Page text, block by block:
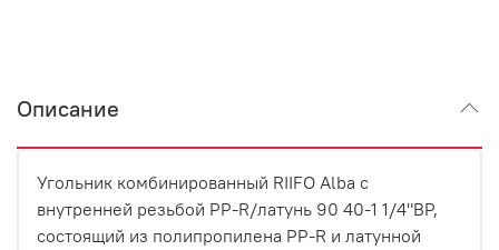
Описание
Угольник комбинированный RIIFO Alba с
внутренней резьбой PP-R/латунь 90 40-1 1/4"ВР,
состоящий из полипропилена PP-R и латунной